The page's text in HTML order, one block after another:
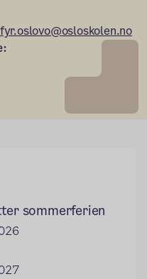
sommerferien